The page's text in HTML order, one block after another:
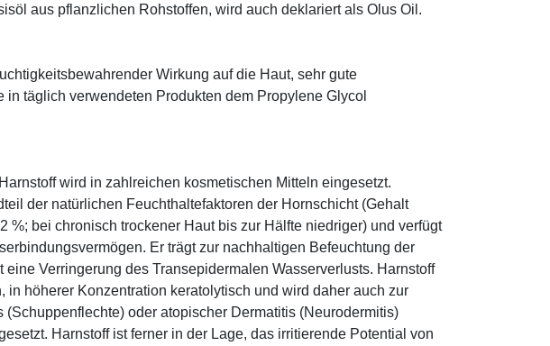
aus pflanzlichen Rohstoffen, wird auch deklariert als Olus Oil.
Wirkung auf die Haut, sehr gute
in täglich verwendeten Produkten dem Propylene Glycol
wird in zahlreichen kosmetischen Mitteln eingesetzt.
der natürlichen Feuchthaltefaktoren der Hornschicht (Gehalt
%; bei chronisch trockener Haut bis zur Hälfte niedriger) und verfügt
Er trägt zur nachhaltigen Befeuchtung der
eine Verringerung des Transepidermalen Wasserverlusts. Harnstoff
in höherer Konzentration keratolytisch und wird daher auch zur
(Schuppenflechte) oder atopischer Dermatitis (Neurodermitis)
Harnstoff ist ferner in der Lage, das irritierende Potential von